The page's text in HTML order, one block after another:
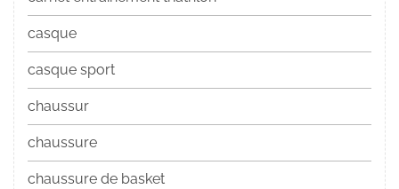
casque
casque sport
chaussur
chaussure
chaussure de basket